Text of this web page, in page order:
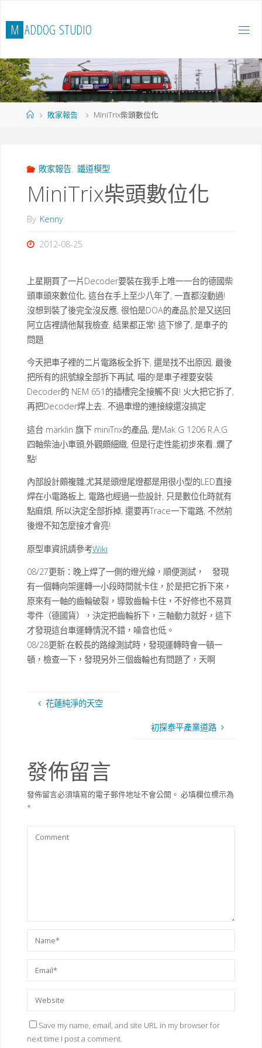
to
content
M ADDOG STUDIO
Home敗家報告 MiniTrix柴頭數位化
敗家報告, 鐵道模型
MiniTrix柴頭數位化
By Kenny
2012-08-25
上星期買了一片Decoder要裝在我手上唯一一台的德國柴
頭車頭來數位化, 這台在手上至少八年了, 一直都沒動過!
沒想到裝了後完全沒反應, 很怕是DOA的產品,於是又送回
阿立店裡請他幫我檢查, 結果都正常! 這下慘了, 是車子的
問題
今天把車子裡的二片電路板全拆下, 還是找不出原因, 最後
把所有的訊號線全部拆下再試, 喵的!是車子裡要安裝
Decoder的 NEM 651的插槽完全接觸不良! 火大把它拆了,
再把Decoder焊上去.. 不過車燈的連接線還沒搞定
這台 märklin 旗下 miniTrix的產品, 是Mak G 1206 R.A.G
四軸柴油小車頭,外觀頗細緻, 但是行走性能初步來看..爛了
點!
內部設計頗複雜,尤其是頭燈尾燈都是用很小型的LED直接
焊在小電路板上, 電路也經過一些設計, 只是數位化時就有
點麻煩, 所以決定全部拆掉, 還要再Trace一下電路, 不然前
後燈不知怎麼接才會亮!
原型車資訊請參考Wiki
08/27更新：晚上焊了一側的燈光線，順便測試， 發現
有一個轉向架運轉一小段時間就卡住，於是把它拆下來，
原來有一軸的齒輪破裂，導致齒輪卡住，不好修也不易買
零件（德國貨），決定把齒輪拆下，三軸動力就好，這下
才發現這台車運轉情況不錯，噪音也低。
08/28更新:在較長的路線測試時，發現運轉時會一頓一
頓，檢查一下，發現另外三個齒輪也有問題了，天啊
花蓮純淨的天空
初探泰平產業道路
發佈留言
發佈留言必須填寫的電子郵件地址不會公開。 必填欄位標示為
*
Save my name, email, and site URL in my browser for
next time I post a comment.